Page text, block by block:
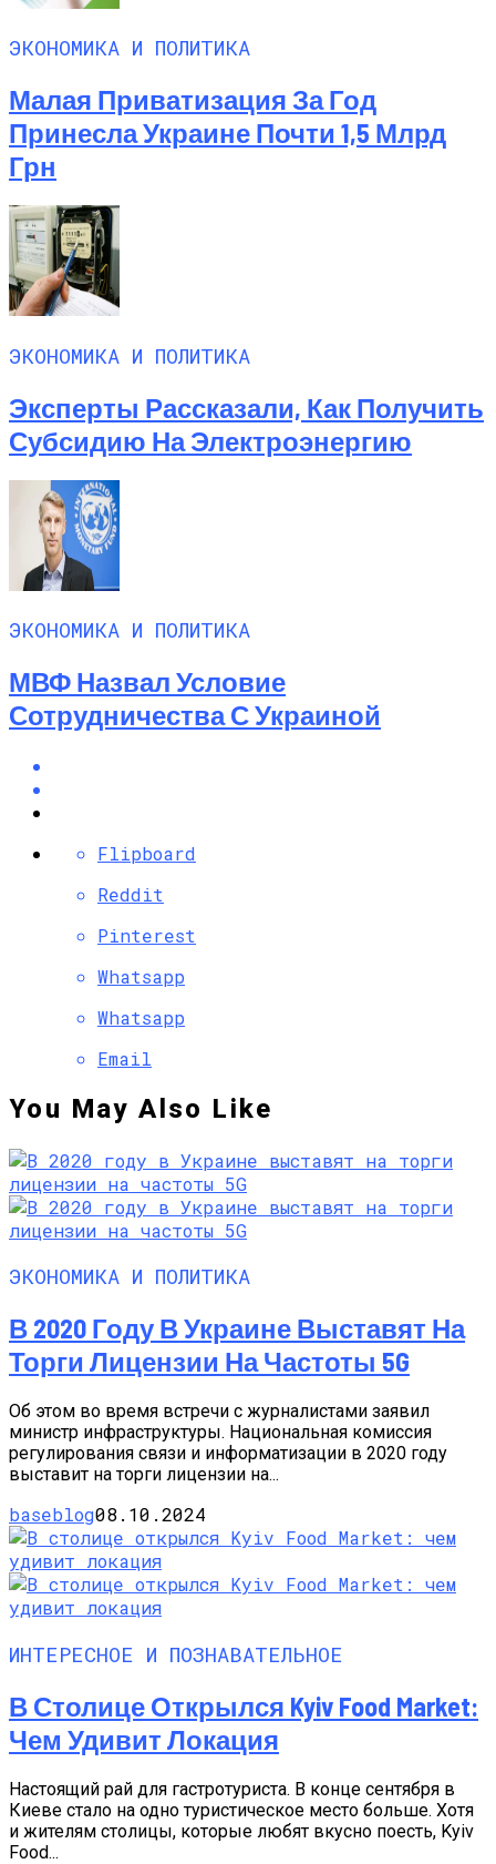
ЭКОНОМИКА И ПОЛИТИКА
Малая Приватизация За Год
Принесла Украине Почти 1,5 Млрд
Грн
ЭКОНОМИКА И ПОЛИТИКА
Эксперты Рассказали, Как Получить
Субсидию На Электроэнергию
ЭКОНОМИКА И ПОЛИТИКА
МВФ Назвал Условие
Сотрудничества С Украиной
Flipboard
Reddit
Pinterest
Whatsapp
Whatsapp
Email
You May Also Like
ЭКОНОМИКА И ПОЛИТИКА
В 2020 Году В Украине Выставят На
Торги Лицензии На Частоты 5G
Об этом во время встречи с журналистами заявил
министр инфраструктуры. Национальная комиссия
регулирования связи и информатизации в 2020 году
выставит на торги лицензии на...
baseblog08.10.2024
ИНТЕРЕСНОЕ И ПОЗНАВАТЕЛЬНОЕ
В Столице Открылся Kyiv Food Market:
Чем Удивит Локация
Настоящий рай для гастротуриста. В конце сентября в
Киеве стало на одно туристическое место больше. Хотя
и жителям столицы, которые любят вкусно поесть, Kyiv
Food...